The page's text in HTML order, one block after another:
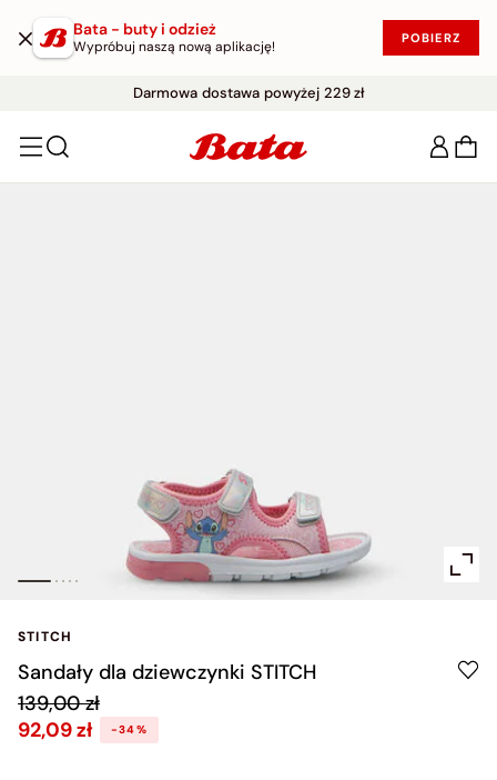
Bata - buty i odzież
Wypróbuj naszą nową aplikację! POBIERZ
Darmowa dostawa powyżej 229 zł
STITCH
Sandały dla dziewczynki STITCH
139,00 zł
92,09 zł
-34%